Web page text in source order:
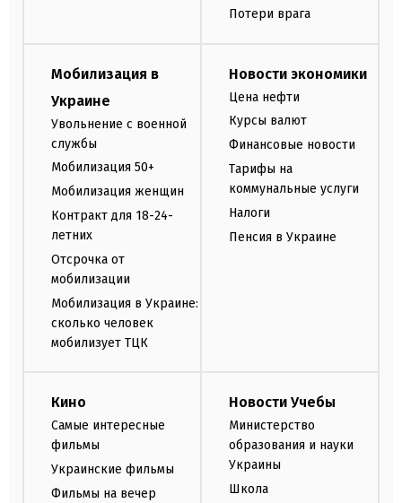
Потери врага
Мобилизация в
Украине
Увольнение с военной
службы
Мобилизация 50+
Мобилизация женщин
Контракт для 18-24-
летних
Отсрочка от
мобилизации
Мобилизация в Украине:
сколько человек
мобилизует ТЦК
Новости экономики
Цена нефти
Курсы валют
Финансовые новости
Тарифы на
коммунальные услуги
Налоги
Пенсия в Украине
Кино
Самые интересные
фильмы
Украинские фильмы
Фильмы на вечер
Новости Учебы
Министерство
образования и науки
Украины
Школа